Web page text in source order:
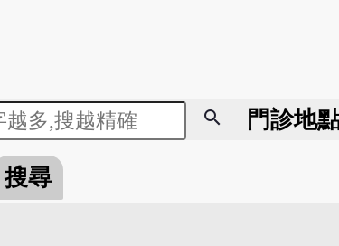
search 門診地
搜尋